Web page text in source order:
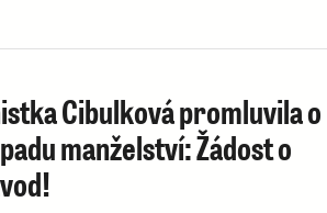
Cibulková promluvila o
manželství: Žádost o